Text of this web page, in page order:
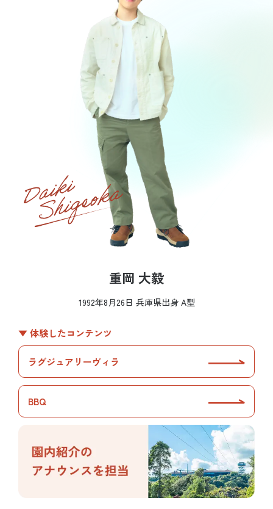
重岡 大毅
1992年8月26日 兵庫県出身 A型
▼ 体験したコンテンツ
ラグジュアリーヴィラ
BBQ